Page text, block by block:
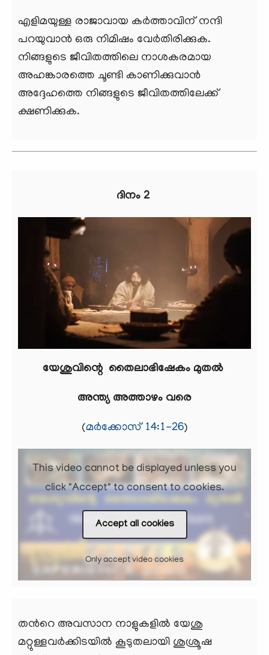
എളിമയുള്ള രാജാവായ കര്‍ത്താവിന് നന്ദി
പറയുവാന്‍ ഒരു നിമിഷം വേര്‍തിരിക്കുക.
നിങ്ങളുടെ ജീവിതത്തിലെ നാശകരമായ
അഹങ്കാരത്തെ ചൂണ്ടി കാണിക്കുവാന്‍
അദ്ദേഹത്തെ നിങ്ങളുടെ ജീവിതത്തിലേക്ക്
ക്ഷണിക്കുക.
ദിനം 2
യേശുവിന്റെ തൈലാഭിഷേകം മുതൽ
അന്ത്യ അത്താഴം വരെ
​​​​(മർക്കോസ് 14:1-26)
This video cannot be displayed unless you
click "Accept" to consent to cookies.
Accept all cookies
Only accept video cookies
തന്‍റെ അവസാന നാളുകളില്‍ യേശു
മറ്റുള്ളവര്‍ക്കിടയില്‍ കൂടുതലായി ശുശ്രൂഷ